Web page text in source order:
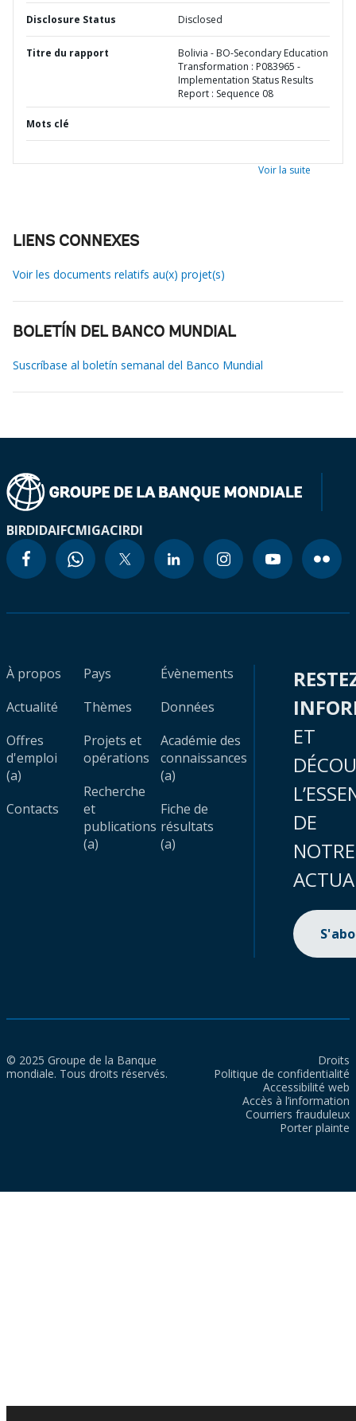
Disclosure Status Disclosed
Titre du rapport
Bolivia - BO-Secondary Education
Transformation : P083965 -
Implementation Status Results
Report : Sequence 08
Mots clé
Voir la suite
LIENS CONNEXES
Voir les documents relatifs au(x) projet(s)
BOLETÍN DEL BANCO MUNDIAL
Suscríbase al boletín semanal del Banco Mundial
BIRDIDAIFCMIGACIRDI
À propos
Actualité
Offres
d'emploi
(a)
Contacts
Pays
Thèmes
Projets et
opérations
Recherche
et
publications
(a)
Évènements
Données
Académie des
connaissances
(a)
Fiche de
résultats
(a)
ET
DE
NOTRE
© 2025 Groupe de la Banque
mondiale. Tous droits réservés.
Droits
Politique de confidentialité
Accessibilité web
Accès à l’information
Courriers frauduleux
Porter plainte